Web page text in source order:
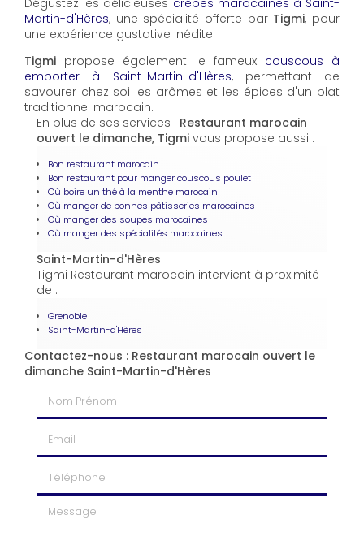
Martin-d'Hères, une spécialité offerte par Tigmi, pour
une expérience gustative inédite.
Tigmi propose également le fameux couscous à
emporter à Saint-Martin-d'Hères, permettant de
savourer chez soi les arômes et les épices d'un plat
traditionnel marocain.
En plus de ses services : Restaurant marocain
ouvert le dimanche, Tigmi vous propose aussi :
Bon restaurant marocain
Bon restaurant pour manger couscous poulet
Où boire un thé à la menthe marocain
Où manger de bonnes pâtisseries marocaines
Où manger des soupes marocaines
Où manger des spécialités marocaines
Saint-Martin-d'Hères
Tigmi Restaurant marocain intervient à proximité
de :
Grenoble
Saint-Martin-d'Hères
Contactez-nous : Restaurant marocain ouvert le
dimanche Saint-Martin-d'Hères
Nom Prénom
Téléphone
Message